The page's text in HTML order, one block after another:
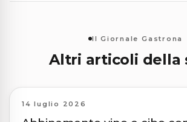
Il Giornale Gastrona
Altri articoli della
14 luglio 2026